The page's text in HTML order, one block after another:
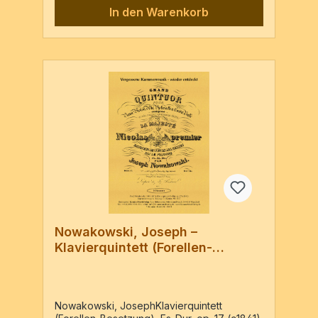
In den Warenkorb
Nowakowski, Joseph –
Klavierquintett (Forellen-
Nowakowski, JosephKlavierquintett